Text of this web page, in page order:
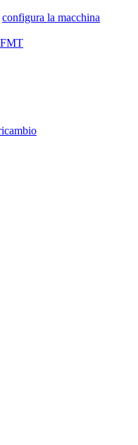
configura la macchina